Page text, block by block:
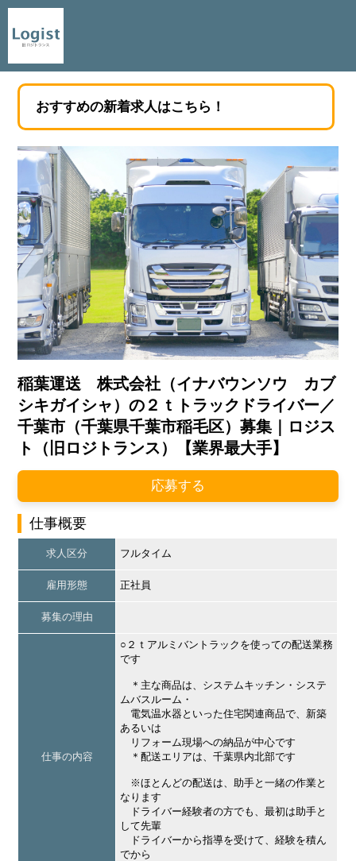
おすすめの新着求人はこちら！
稲葉運送 株式会社（イナバウンソウ カブ
シキガイシャ）の２ｔトラックドライバー／
千葉市（千葉県千葉市稲毛区）募集｜ロジス
ト（旧ロジトランス）【業界最大手】
応募する
仕事概要
求人区分 フルタイム
雇用形態 正社員
募集の理由
仕事の内容
○２ｔアルミバントラックを使っての配送業務
です
＊主な商品は、システムキッチン・システ
ムバスルーム・
電気温水器といった住宅関連商品で、新築
あるいは
リフォーム現場への納品が中心です
＊配送エリアは、千葉県内北部です
※ほとんどの配送は、助手と一緒の作業と
なります
ドライバー経験者の方でも、最初は助手と
して先輩
ドライバーから指導を受けて、経験を積ん
でから